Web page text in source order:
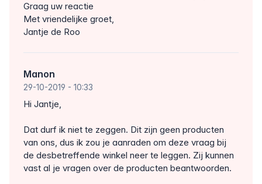
Graag uw reactie
Met vriendelijke groet,
Jantje de Roo
Manon
29-10-2019 - 10:33
Hi Jantje,
Dat durf ik niet te zeggen. Dit zijn geen producten
van ons, dus ik zou je aanraden om deze vraag bij
de desbetreffende winkel neer te leggen. Zij kunnen
vast al je vragen over de producten beantwoorden.